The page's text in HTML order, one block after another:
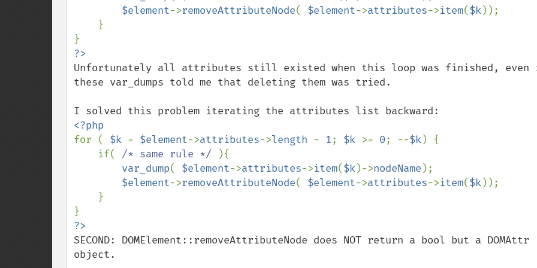
$element->removeAttributeNode( $element->attributes->item($k));
Unfortunately all attributes still existed when this loop was finished,
these var_dumps told me that deleting them was tried.
for ( $k = $element->attributes->length - 1; $k >= 0; --$k) {
    if(
/* same rule */
){
var_dump( $element->attributes->item($k)->nodeName );
$element->removeAttributeNode( $element->attributes->item($k));
SECOND: DOMElement::removeAttributeNode does NOT return a bool but a DOMAttr
object.